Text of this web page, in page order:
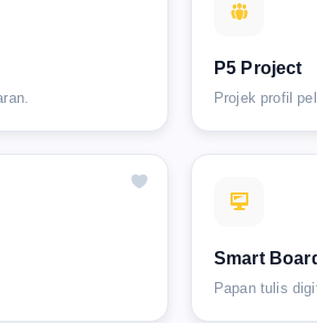
P5 Project
Projek profil
Smart
Papan tulis